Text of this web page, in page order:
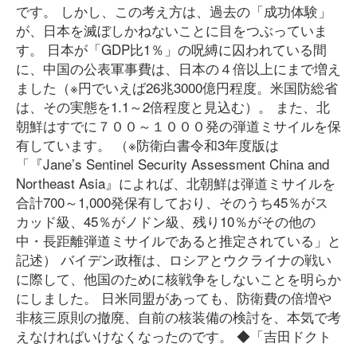
です。 しかし、この考え方は、過去の「成功体験」
が、日本を滅ぼしかねないことに目をつぶっていま
す。 日本が「GDP比1％」の呪縛に囚われている間
に、中国の公表軍事費は、日本の４倍以上にまで増え
ました（※円でいえば26兆3000億円程度。米国防総省
は、その実態を1.1～2倍程度と見込む）。 また、北
朝鮮はすでに７００～１０００発の弾道ミサイルを保
有しています。 （※防衛白書令和3年度版は
「『Jane’s Sentinel Security Assessment China and
Northeast Asia』によれば、北朝鮮は弾道ミサイルを
合計700～1,000発保有しており、そのうち45％がス
カッド級、45％がノドン級、残り10％がその他の
中・長距離弾道ミサイルであると推定されている」と
記述） バイデン政権は、ロシアとウクライナの戦い
に際して、他国のために核戦争をしないことを明らか
にしました。 日米同盟があっても、防衛費の倍増や
非核三原則の撤廃、自前の核装備の検討を、本気で考
えなければいけなくなったのです。 ◆「吉田ドクト